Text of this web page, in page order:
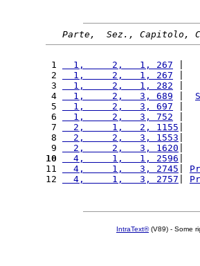
Parte,  Sez., Capitolo,
1
  1,     2,   1, 267
2
  1,     2,   1, 267
|
3
  1,     2,   1, 282
|
4
  1,     2,   3, 689
5
  1,     2,   3, 697
|
6
  1,     2,   3, 752
|
7
  2,     1,   2, 1155
8
  2,     2,   3, 1553
9
  2,     2,   3, 1620
10
  4,     1,   1, 2596
11
  4,     1,   3, 2745
12
  4,     1,   3, 2757
IntraText®(V89) - Some